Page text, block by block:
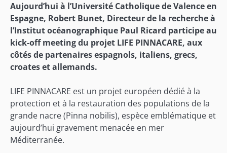
Aujourd’hui à l’Université Catholique de Valence en
Espagne, Robert Bunet, Directeur de la recherche à
l’Institut océanographique Paul Ricard participe au
kick-off meeting du projet LIFE PINNACARE, aux
côtés de partenaires espagnols, italiens, grecs,
croates et allemands.
LIFE PINNACARE est un projet européen dédié à la
protection et à la restauration des populations de la
grande nacre (Pinna nobilis), espèce emblématique et
aujourd’hui gravement menacée en mer
Méditerranée.